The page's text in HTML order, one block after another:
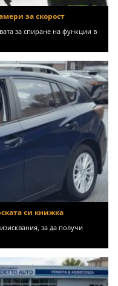
за скорост
за спиране на функции в
си книжка
за да получи